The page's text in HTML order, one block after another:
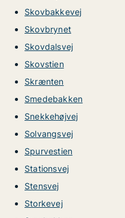
Skovbakkevej
Skovbrynet
Skovdalsvej
Skovstien
Skrænten
Smedebakken
Snekkehøjvej
Solvangsvej
Spurvestien
Stationsvej
Stensvej
Storkevej